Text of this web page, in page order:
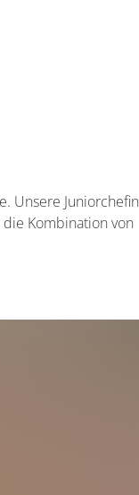
Unsere Juniorchefin
Kombination von